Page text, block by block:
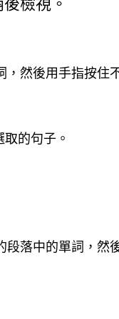
檢視。
然後用手指按住
的句子。
落中的單詞，然